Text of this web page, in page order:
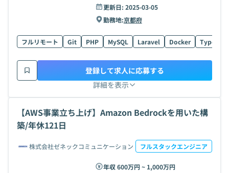
更新日: 2025-03-05
勤務地:京都府
フルリモート Git PHP MySQL Laravel Docker
詳細を表示
登録して求人に応募する
【AWS事業立ち上げ】Amazon Bedrockを用いた構
築/年休121日
株式会社ゼネックコミュニケーション フルスタックエンジニア
年収 600万円 ~ 1,000万円